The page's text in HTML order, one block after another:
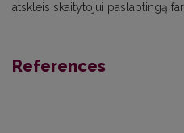
atskleis skaitytojui paslaptingą
References